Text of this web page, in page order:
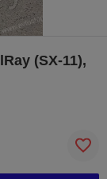
(SX-11),